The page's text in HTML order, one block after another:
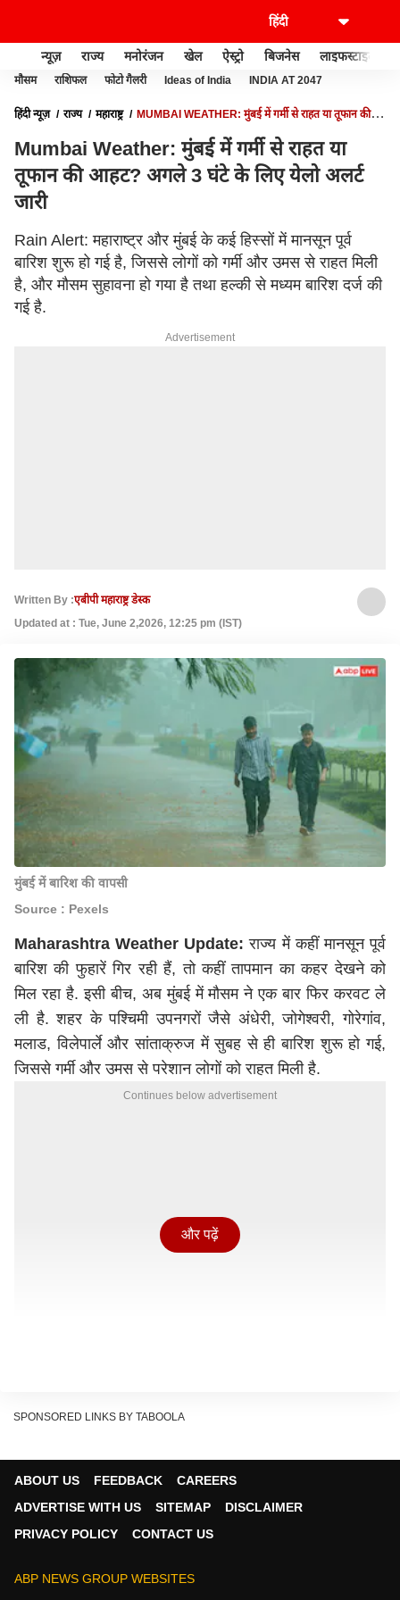
न्यूज़ राज्य मनोरंजन खेल ऐस्ट्रो बिजनेस लाइफस्टाइल
मौसम राशिफल फोटो गैलरी Ideas of India INDIA AT 2047
हिंदी न्यूज़ राज्य महाराष्ट्र
MUMBAI WEATHER: मुंबई में गर्मी से राहत या तूफान की
Mumbai Weather: मुंबई में गर्मी से राहत या
तूफान की आहट? अगले 3 घंटे के लिए येलो अलर्ट
जारी
Rain Alert: महाराष्ट्र और मुंबई के कई हिस्सों में मानसून पूर्व
बारिश शुरू हो गई है, जिससे लोगों को गर्मी और उमस से राहत मिली
है, और मौसम सुहावना हो गया है तथा हल्की से मध्यम बारिश दर्ज की
गई है.
Advertisement
Written By :एबीपी महाराष्ट्र डेस्क
Updated at : Tue, June 2,2026, 12:25 pm (IST)
मुंबई में बारिश की वापसी
Source : Pexels
Maharashtra Weather Update: राज्य में कहीं मानसून पूर्व
बारिश की फुहारें गिर रही हैं, तो कहीं तापमान का कहर देखने को
मिल रहा है. इसी बीच, अब मुंबई में मौसम ने एक बार फिर करवट ले
ली है. शहर के पश्चिमी उपनगरों जैसे अंधेरी, जोगेश्वरी, गोरेगांव,
मलाड, विलेपार्ले और सांताक्रुज में सुबह से ही बारिश शुरू हो गई,
जिससे गर्मी और उमस से परेशान लोगों को राहत मिली है.
Continues below advertisement
अगले 3 घंटे के लिए येलो अलर्ट जारी
और पढ़ें
SPONSORED LINKS BY TABOOLA
ABOUT US FEEDBACK
CAREERS
ADVERTISE WITH US
SITEMAP
DISCLAIMER
PRIVACY POLICY
CONTACT US
ABP NEWS GROUP WEBSITES